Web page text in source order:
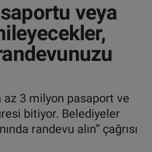
veya
az 3 milyon pasaport ve
bitiyor. Belediyeler
randevu alın” çağrısı
ve Fikstür